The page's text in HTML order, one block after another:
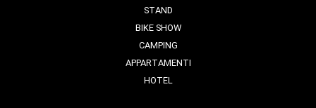
STAND
BIKE SHOW
CAMPING
APPARTAMENTI
HOTEL